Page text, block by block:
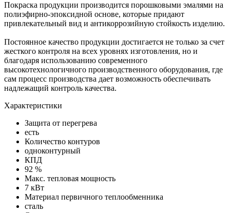
Покраска продукции производится порошковыми эмалями на
полиэфирно-эпоксидной основе, которые придают
привлекательный вид и антикоррозийную стойкость изделию.
Постоянное качество продукции достигается не только за счет
жесткого контроля на всех уровнях изготовления, но и
благодаря использованию современного
высокотехнологичного производственного оборудования, где
сам процесс производства дает возможность обеспечивать
надлежащий контроль качества.
Характеристики
Защита от перегрева
есть
Количество контуров
одноконтурный
КПД
92 %
Макс. тепловая мощность
7 кВт
Материал первичного теплообменника
сталь